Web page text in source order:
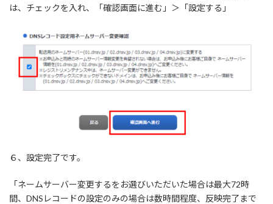
は、チェックを入れ、「確認画面に進む」＞「設定する」
６、設定完了です。
「ネームサーバー変更するをお選びいただいた場合は最大72時
間、DNSレコードの設定のみの場合は数時間程度、反映完了まで